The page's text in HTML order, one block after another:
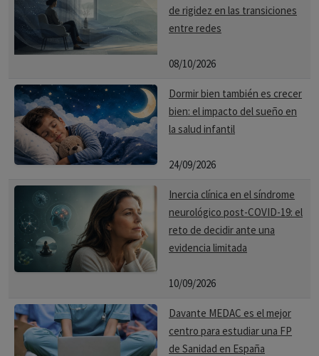
de rigidez en las transiciones
entre redes
08/10/2026
Dormir bien también es crecer
bien: el impacto del sueño en
la salud infantil
24/09/2026
Inercia clínica en el síndrome
neurológico post-COVID-19: el
reto de decidir ante una
evidencia limitada
10/09/2026
Davante MEDAC es el mejor
centro para estudiar una FP
de Sanidad en España